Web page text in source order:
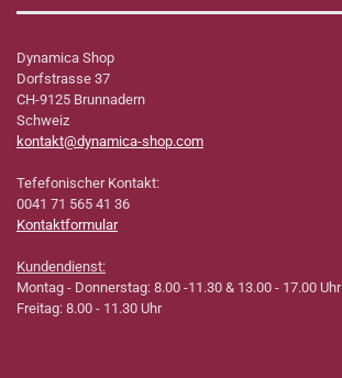
Dynamica Shop
Dorfstrasse 37
CH-9125 Brunnadern
Schweiz
kontakt@dynamica-shop.com
Tefefonischer Kontakt:
0041 71 565 41 36
Kontaktformular
Kundendienst:
Montag - Donnerstag: 8.00 -11.30 & 13.00 - 17.00 Uhr
Freitag: 8.00 - 11.30 Uhr